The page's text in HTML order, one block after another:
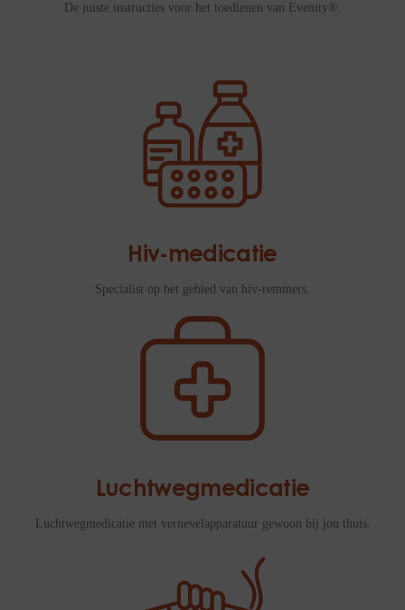
De juiste instructies voor het toedienen van Evenity®.
Hiv-medicatie
Specialist op het gebied van hiv-remmers.
Luchtwegmedicatie
Luchtwegmedicatie met vernevelapparatuur gewoon bij jou thuis.